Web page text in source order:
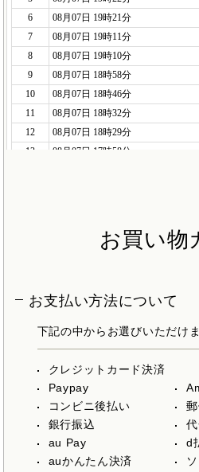
お買い物
お支払い方法について
下記の中からお選びいただけま
クレジットカード決済
Paypay
コンビニ後払い
銀行振込
au Pay
d
auかんたん決済